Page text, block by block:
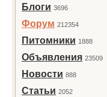
Блоги 3696
Форум 212354
Питомники 1888
Объявления 23509
Новости 888
Статьи 2052